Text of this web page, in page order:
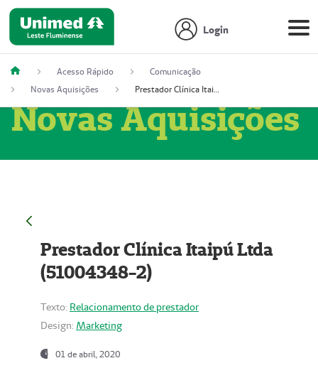
Login
Acesso Rápido
Comunicação
Novas Aquisições
Prestador Clínica Itaipú Ltda (51004348-2)
Novas Aquisições
Prestador Clínica Itaipú Ltda
(51004348-2)
Texto: Relacionamento de prestador
Design: Marketing
01 de abril, 2020